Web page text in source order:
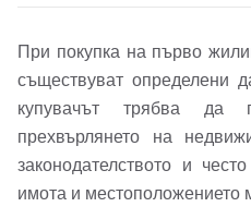
Имейл Адрес
При покупка на първо
съществуват определени
купувачът трябва да
прехвърлянето на
законодателството и
имота и местоположението